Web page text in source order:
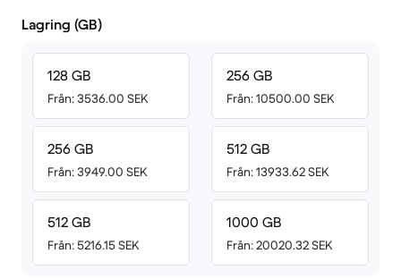
Lagring (GB)
128 GB
Från: 3536.00 SEK
256 GB
Från: 3949.00 SEK
512 GB
Från: 5216.15 SEK
256 GB
Från: 10500.00 SEK
512 GB
Från: 13933.62 SEK
1000 GB
Från: 20020.32 SEK